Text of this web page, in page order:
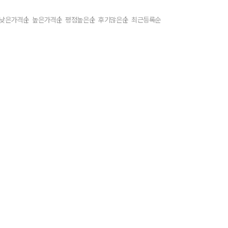
낮은가격순 높은가격순 평점높은순 후기많은순 최근등록순